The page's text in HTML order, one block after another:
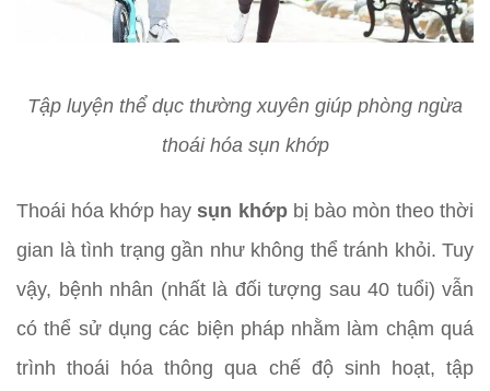
Tập luyện thể dục thường xuyên giúp phòng ngừa
thoái hóa sụn khớp
Thoái hóa khớp hay sụn khớpbị bào mòn theo thời
gian là tình trạng gần như không thể tránh khỏi. Tuy
vậy, bệnh nhân (nhất là đối tượng sau 40 tuổi) vẫn
có thể sử dụng các biện pháp nhằm làm chậm quá
trình thoái hóa thông qua chế độ sinh hoạt, tập